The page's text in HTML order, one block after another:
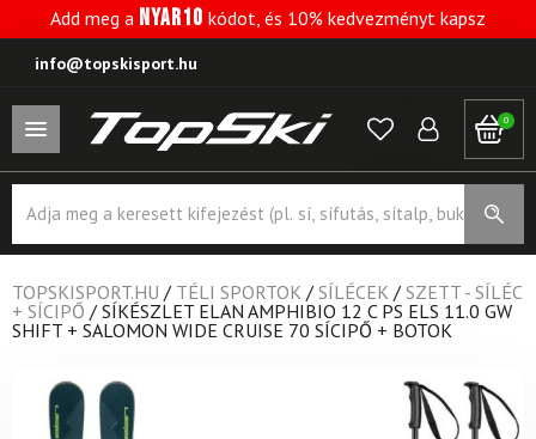
Add meg a NYAR10 kódot, és 10% kedvezményt kapsz
info@topskisport.hu
0
search
TOPSKISPORT.HU / TÉLI SPORTOK / SÍLÉCEK / SZETT - SÍLÉC
+ SÍCIPŐ / SÍKÉSZLET ELAN AMPHIBIO 12 C PS ELS 11.0 GW
SHIFT + SALOMON WIDE CRUISE 70 SÍCIPŐ + BOTOK